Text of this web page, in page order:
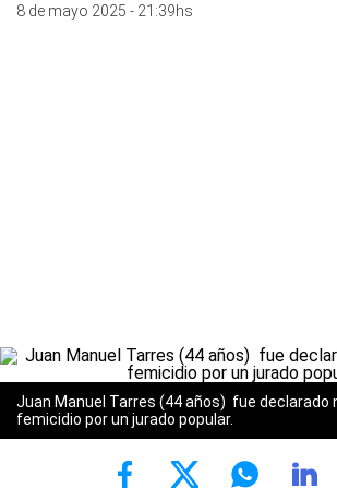
8 de mayo 2025 - 21:39hs
Juan Manuel Tarres (44 años) fue declarado
femicidio por un jurado popular.